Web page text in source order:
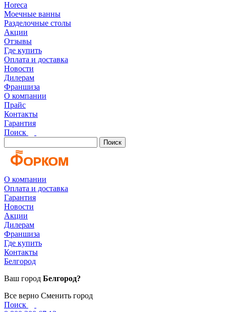
Horeca
Моечные ванны
Разделочные столы
Акции
Отзывы
Где купить
Оплата и доставка
Новости
Дилерам
Франшиза
О компании
Прайс
Контакты
Гарантия
Поиск
Поиск
О компании
Оплата и доставка
Гарантия
Новости
Акции
Дилерам
Франшиза
Где купить
Контакты
Белгород
Ваш город Белгород?
Все верно Сменить город
Поиск